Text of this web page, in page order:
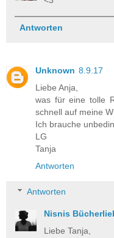
Antworten
Unknown 8.9.17
Liebe Anja,
was für eine tolle
schnell auf meine
Ich brauche
LG
Tanja
Antworten
Antworten
Nisnis
Liebe Tanja,